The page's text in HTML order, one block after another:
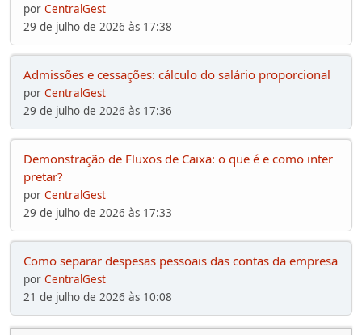
por CentralGest
29 de julho de 2026 às 17:38
Admissões e cessações: cálculo do salário proporcional
por CentralGest
29 de julho de 2026 às 17:36
Demonstração de Fluxos de Caixa: o que é e como inter
pretar?
por CentralGest
29 de julho de 2026 às 17:33
Como separar despesas pessoais das contas da empresa
por CentralGest
21 de julho de 2026 às 10:08